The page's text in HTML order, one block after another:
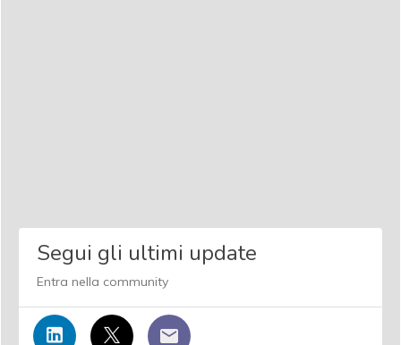
Segui gli ultimi update
Entra nella community